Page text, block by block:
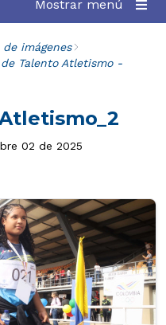
Mostrar menú
de imágenes
Talento Atletismo -
02 de 2025